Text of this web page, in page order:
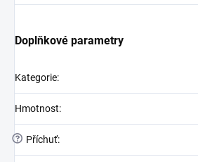
Doplňkové parametry
Kategorie:
Hmotnost:
? Příchuť: